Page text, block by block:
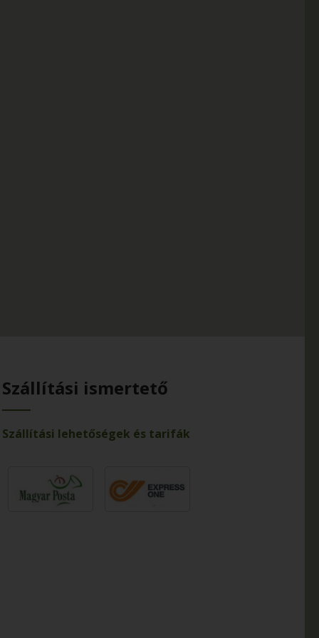
Szállítási ismertető
Szállítási lehetőségek és tarifák